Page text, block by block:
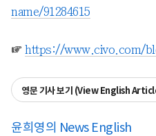
name/91284615
☞ https://www.civo.com/
영문 기사 보기 (View English
윤희영의 News English